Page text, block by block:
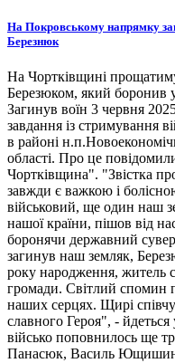
На Покровському напрямку
Березнюк
На Чортківщині
Березюком, який боронив
Загинув воїн 3 червня
завдання із стримування
в районі
області. Про це
Чортківщина". "Звістка
завжди є важкою і
військовий, ще один наш
нашої країни, пішов від
боронячи державний
загинув наш земляк,
року народження, житель
громади. Світлий спомин
наших серцях. Щирі
славного Героя", -
військо поповнилось ще
Панасюк, Василь Ющишин